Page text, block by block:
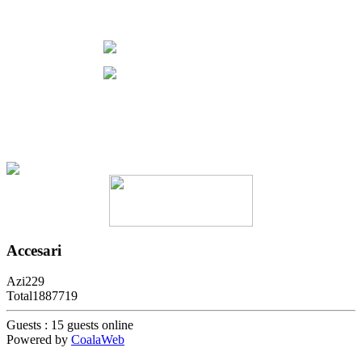
Accesari
Azi229
Total1887719
Guests : 15 guests online
Powered by CoalaWeb